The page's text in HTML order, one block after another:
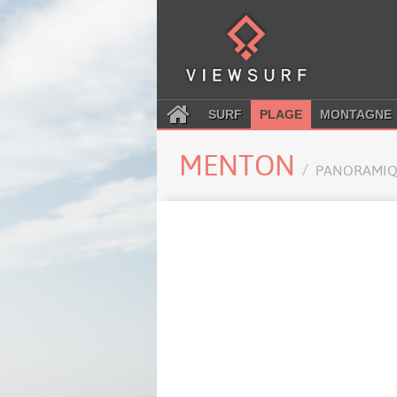
SURF PLAGE MONTAGNE
MENTON